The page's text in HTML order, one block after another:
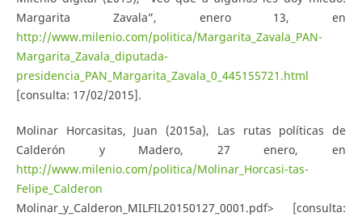
Margarita Zavala”, enero 13, en
http://www.milenio.com/politica/Margarita_Zavala_PAN-
Margarita_Zavala_diputada-
presidencia_PAN_Margarita_Zavala_0_445155721.html
[consulta: 17/02/2015].
Molinar Horcasitas, Juan (2015a), Las rutas políticas de
Calderón y Madero, 27 enero, en
http://www.milenio.com/politica/Molinar_Horcasi-tas-
Felipe_Calderon
Molinar_y_Calderon_MILFIL20150127_0001.pdf> [consulta: